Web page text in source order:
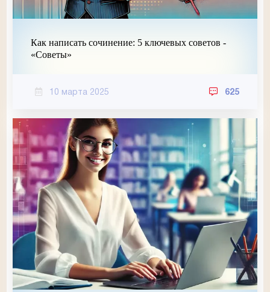
Как написать сочинение: 5 ключевых советов -
«Советы»
10 марта 2025 625